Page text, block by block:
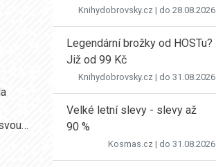
Knihydobrovsky.cz | do 28.08.2026
Legendární brožky od HOSTu?
Již od 99 Kč
Knihydobrovsky.cz | do 31.08.2026
Velké letní slevy - slevy až
90 %
Kosmas.cz | do 31.08.2026